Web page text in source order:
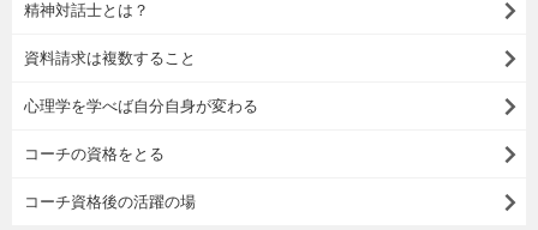
精神対話士とは？
資料請求は複数すること
心理学を学べば自分自身が変わる
コーチの資格をとる
コーチ資格後の活躍の場